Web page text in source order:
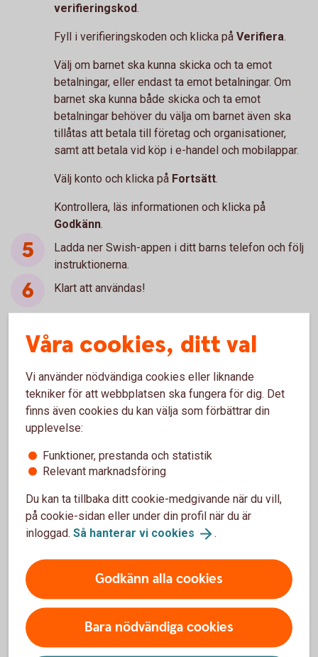
verifieringskod.
Fyll i verifieringskoden och klicka på Verifiera.
Välj om barnet ska kunna skicka och ta emot
betalningar, eller endast ta emot betalningar. Om
barnet ska kunna både skicka och ta emot
betalningar behöver du välja om barnet även ska
tillåtas att betala till företag och organisationer,
samt att betala vid köp i e-handel och mobilappar.
Välj konto och klicka på Fortsätt.
Kontrollera, läs informationen och klicka på
Godkänn.
Ladda ner Swish-appen i ditt barns telefon och följ
instruktionerna.
Klart att användas!
Ring Digital Support. Öppet måndag-fredag 08.00-
20.00, lördag-söndag 08.00-18.00 (stängt
storhelger).
Ring 0771-97 75 12
och statistik.
Inställningar för cookies
Våra cookies, ditt val
Vi använder nödvändiga cookies eller liknande
tekniker för att webbplatsen ska fungera för dig. Det
finns även cookies du kan välja som förbättrar din
upplevelse:
Funktioner, prestanda och statistik
Relevant marknadsföring
Du kan ta tillbaka ditt cookie-medgivande när du vill,
på cookie-sidan eller under din profil när du är
inloggad. Så hanterar vi cookies .
Godkänn alla cookies
Bara nödvändiga cookies